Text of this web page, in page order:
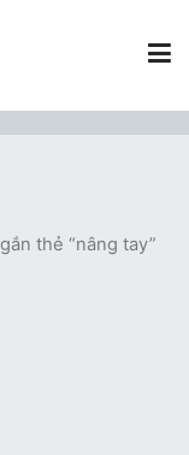
thẻ “nâng tay”